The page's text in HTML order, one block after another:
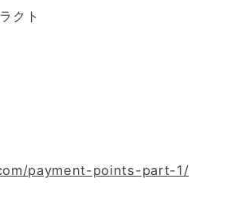
クト
payment-points-part-1/